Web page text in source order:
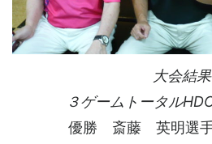
大会結果
３ゲームトータル
優勝 斎藤 英明選